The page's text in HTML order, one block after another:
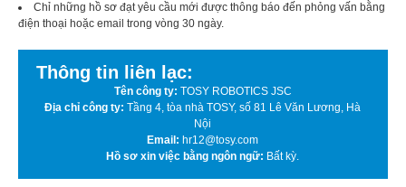
Chỉ những hồ sơ đạt yêu cầu mới được thông báo đến phỏng vấn bằng
điện thoại hoặc email trong vòng 30 ngày.
Thông tin liên lạc:
Tên công ty: TOSY ROBOTICS JSC
Địa chỉ công ty: Tầng 4, tòa nhà TOSY, số 81 Lê Văn Lương, Hà
Nội
Email: hr12@tosy.com
Hồ sơ xin việc bằng ngôn ngữ: Bất kỳ.